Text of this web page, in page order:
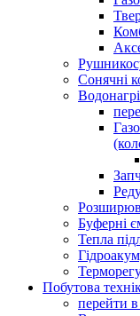
Сонячні
Буферні
Тепла
Побутова
перейти